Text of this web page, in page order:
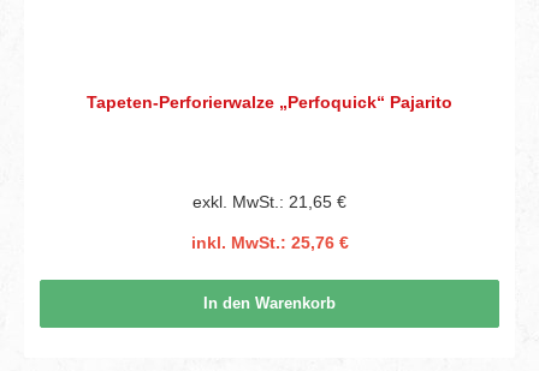
Tapeten-Perforierwalze „Perfoquick“ Pajarito
exkl. MwSt.: 21,65 €
inkl. MwSt.: 25,76 €
In den Warenkorb